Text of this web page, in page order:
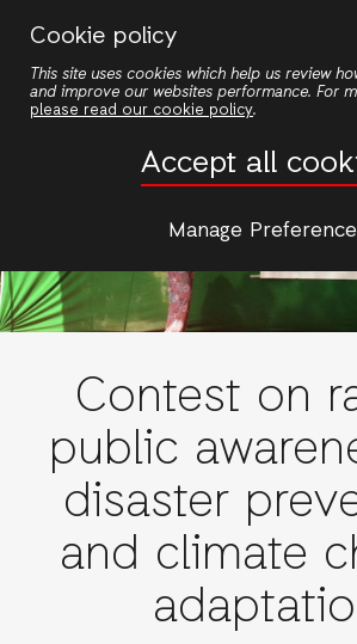
Cookie policy
This site uses cookies which help us review
and improve our websites performance. For
please read our cookie policy.
Accept all
Manage
main
Contest on
public
disaster
and climate